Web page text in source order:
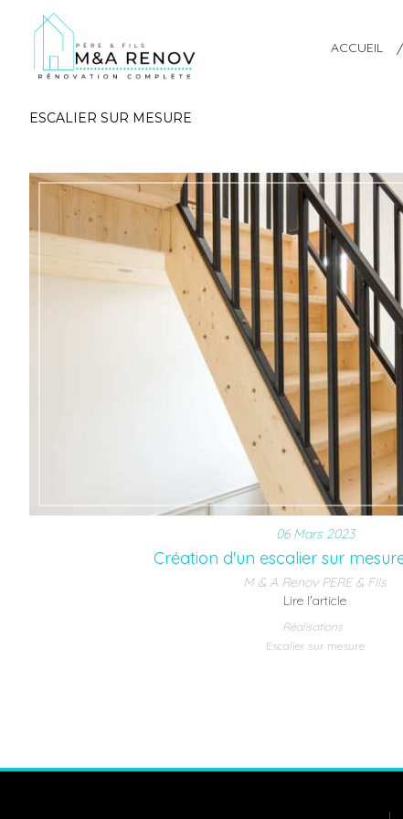
ACCUEIL
ESCALIER SUR MESURE
06 Mars 2023
Création d'un escalier sur
M & A Renov PERE & Fils
Lire l'article
Réalisations
Escalier sur mesure